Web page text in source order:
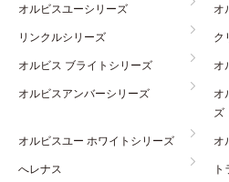
オルビスユーシリーズ
オ
リンクルシリーズ
ク
オルビス ブライトシリーズ
オ
オルビスアンバーシリーズ
オ
ズ
オルビスユー ホワイトシリーズ
オ
へレナス